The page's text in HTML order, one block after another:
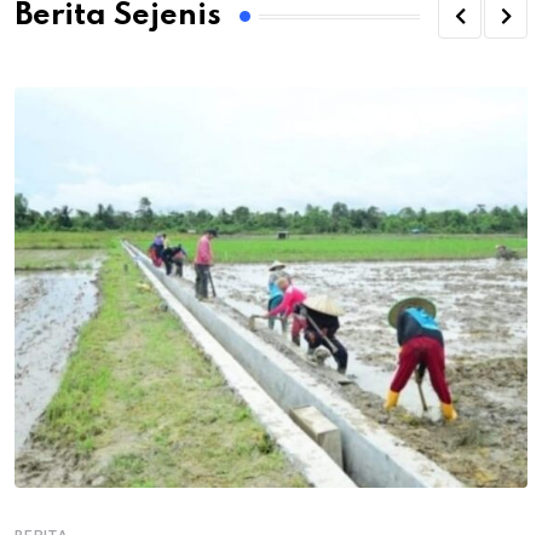
Berita Sejenis